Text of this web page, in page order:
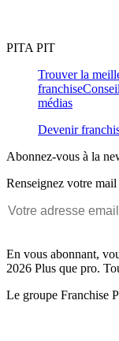
PITA PIT
Trouver la
franchise
médias
Devenir
Abonnez-vous à la
Renseignez votre mail
En vous abonnant,
2026 Plus que pro.
Le groupe Franchise